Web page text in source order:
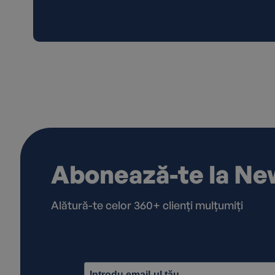
Abonează-te la
Alătură-te celor 360+ clienți mulțumiți